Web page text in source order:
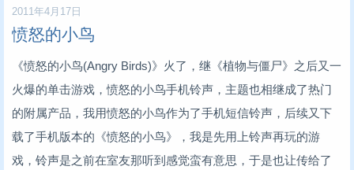
2011年4月17日
愤怒的小鸟
《愤怒的小鸟(Angry Birds)》火了，继《植物与僵尸》之后又一
火爆的单击游戏，愤怒的小鸟手机铃声，主题也相继成了热门
的附属产品，我用愤怒的小鸟作为了手机短信铃声，后续又下
载了手机版本的《愤怒的小鸟》，我是先用上铃声再玩的游
戏，铃声是之前在室友那听到感觉蛮有意思，于是也让传给了